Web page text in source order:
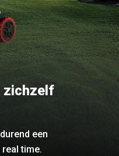
zichzelf
een
time.